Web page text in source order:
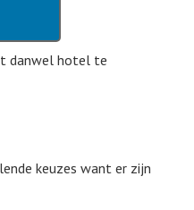
danwel hotel te
keuzes want er zijn